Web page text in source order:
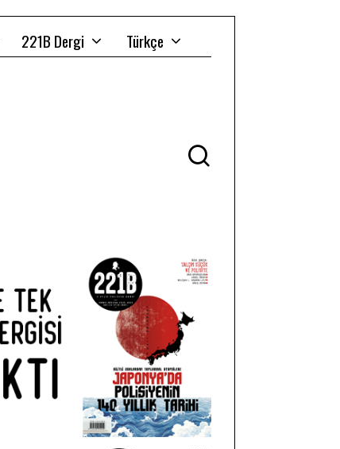
221B Dergi Türkçe